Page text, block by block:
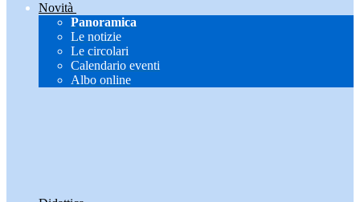
Novità
Panoramica
Le notizie
Le circolari
Calendario eventi
Albo online